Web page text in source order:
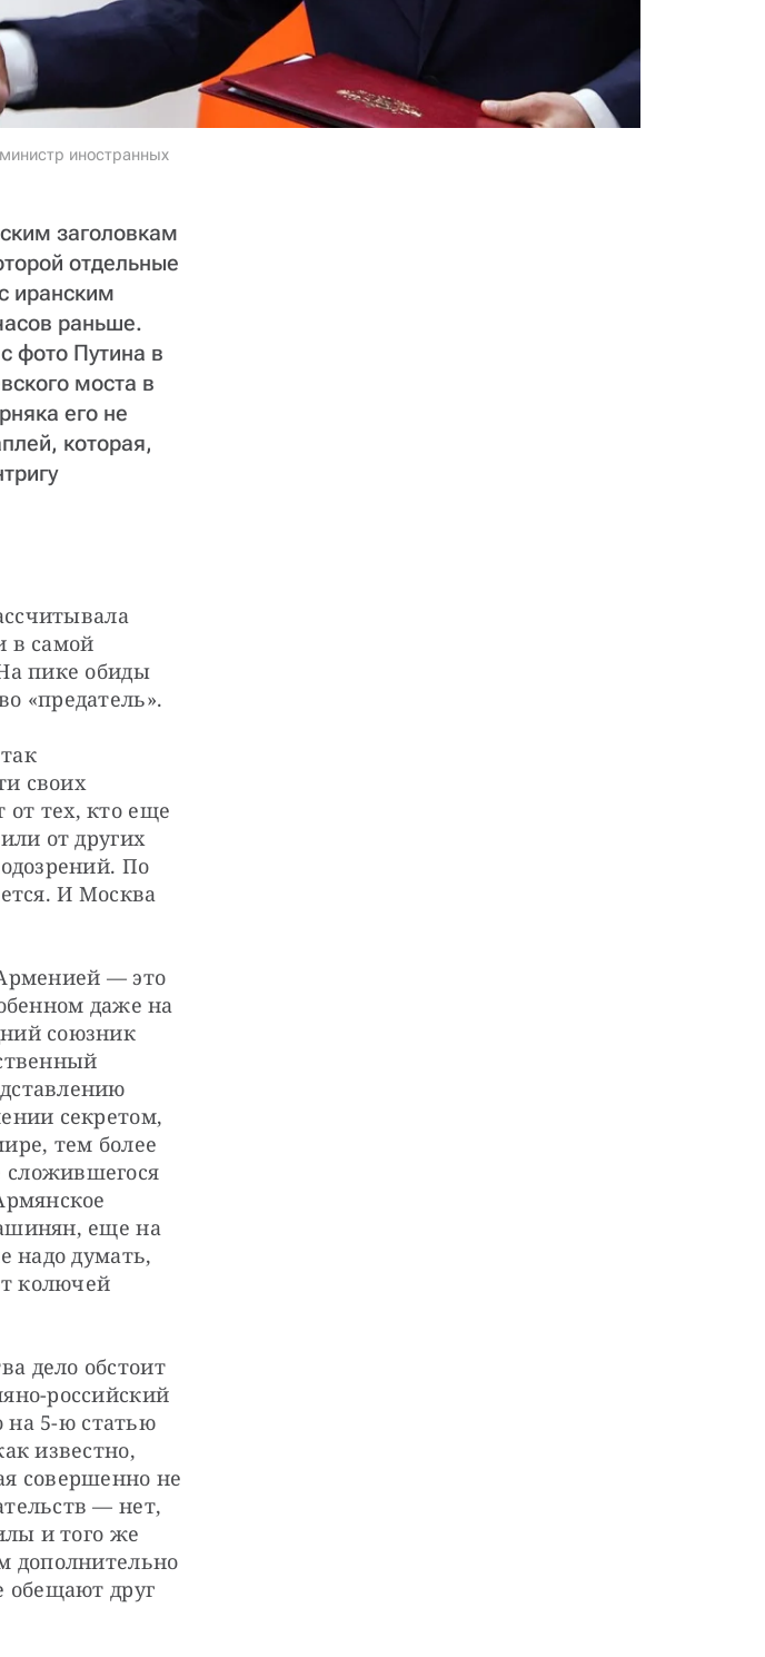
иностранных
заголовкам
отдельные
иранским
раньше.
фото Путина в
моста в
его не
которая,
в самой
пике обиды
«предатель».
своих
тех, кто еще
от других
По
И Москва
— это
даже на
союзник
секретом,
тем более
еще на
надо думать,
колючей
дело обстоит
российский
на 5-ю статью
известно,
совершенно не
— нет,
и того же
дополнительно
обещают друг